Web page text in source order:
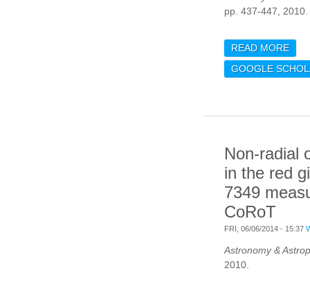
pp. 437-447, 2010.
READ MORE
22
GOOGLE
Non-radial
in the red
7349
CoRoT
FRI, 06/06/2014 - 15:37
Astronomy &
2010.